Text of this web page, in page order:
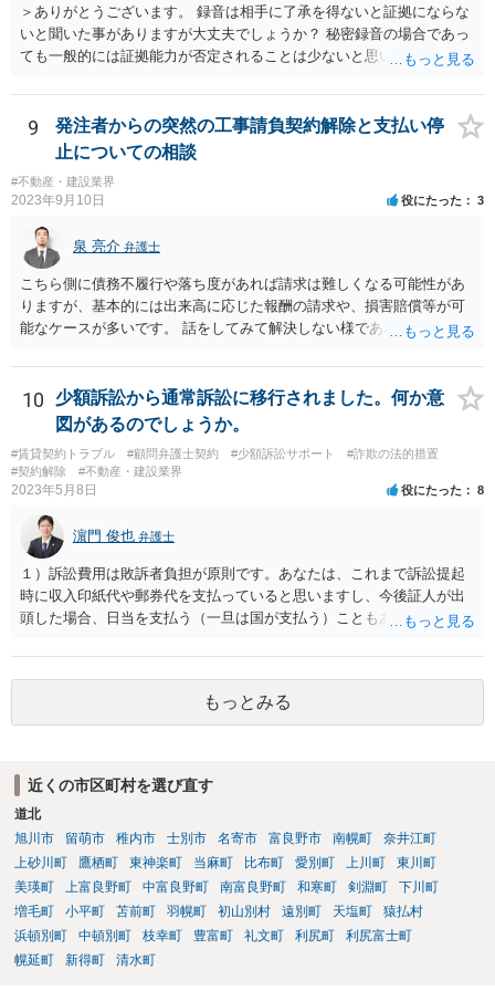
＞ありがとうございます。 録音は相手に了承を得ないと証拠にならな
いと聞いた事がありますが大丈夫でしょうか？ 秘密録音の場合であっ
ても一般的には証拠能力が否定されることは少ないと思いますが、も
がないとは言い切れません。 秘密録音をなさる場合にはこのようなリ
スクも踏まえご自身の責任でご対応ください。
9
発注者からの突然の工事請負契約解除と支払い停
止についての相談
#不動産・建設業界
2023年9月10日 役にたった 3
泉 亮介 弁護士
こちら側に債務不履行や落ち度があれば請求は難しくなる可能性があ
りますが、基本的には出来高に応じた報酬の請求や、損害賠償等が可
能なケースが多いです。 話をしてみて解決しない様であれば弁護士を
10
少額訴訟から通常訴訟に移行されました。何か意
図があるのでしょうか。
#賃貸契約トラブル #顧問弁護士契約 #少額訴訟サポート
#詐欺の法的措置
#契約解除
#不動産・建設業界
2023年5月8日 役にたった 8
濵門 俊也 弁護士
１）訴訟費用は敗訴者負担が原則です。あなたは、これまで訴訟提起
時に収入印紙代や郵券代を支払っていると思いますし、今後証人が出
頭した場合、日当を支払う（一旦は国が支払う）こともあり得ます。
期日以降になるのでしょう。 ３）第１回口頭弁論期日は、答弁書を提
出していれば擬制陳述が認められます。ご指摘のとおり、第２回以降
を想定しています。ご存じかと思いますが、裁判費用と訴訟費用は異
なります。 ４）あなたの請求内容次第です。費用度外視で代理人弁護
弁護士を付けることを検討すべきかもしれません。 ５）副次的な理由
としてはあり得ないわけではないですが、単純にあなたの請求を認め
ていないのだと思います。
もっとみる
近くの市区町村を選び直す
道北
旭川市
留萌市 稚内市 士別市 名寄市 富良野市 南幌町
奈井江町
上砂川町
鷹栖町 東神楽町 当麻町 比布町 愛別町 上川町
東川町
美瑛町
上富良野町 中富良野町 南富良野町 和寒町 剣淵町
下川町
増毛町
小平町 苫前町 羽幌町 初山別村 遠別町 天塩町
猿払村
浜頓別町
中頓別町 枝幸町 豊富町 礼文町 利尻町
利尻富士町
幌延町
新得町 清水町